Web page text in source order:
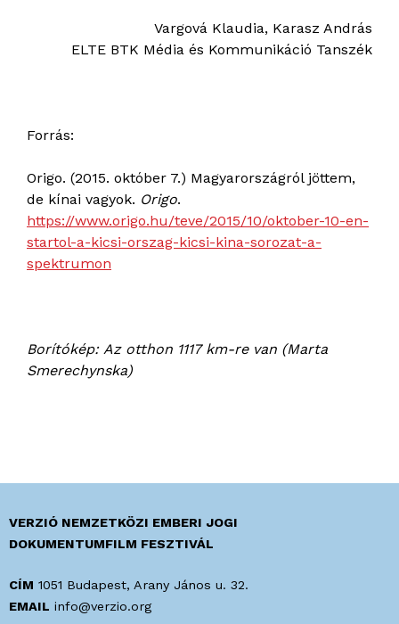
Vargová Klaudia, Karasz András
ELTE BTK Média és Kommunikáció Tanszék
Forrás:
Origo. (2015. október 7.) Magyarországról jöttem,
de kínai vagyok. Origo.
https://www.origo.hu/teve/2015/10/oktober-10-en-
startol-a-kicsi-orszag-kicsi-kina-sorozat-a-
spektrumon
Borítókép: Az otthon 1117 km-re van (Marta
Smerechynska)
VERZIÓ NEMZETKÖZI EMBERI JOGI
DOKUMENTUMFILM FESZTIVÁL
CÍM 1051 Budapest, Arany János u. 32.
EMAIL info@verzio.org